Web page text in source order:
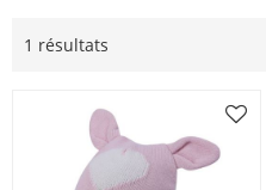
1 résultats